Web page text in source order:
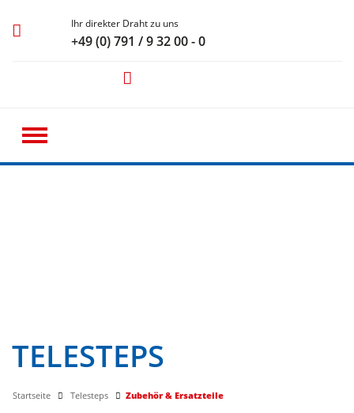
Ihr direkter Draht zu uns
+49 (0) 791 / 9 32 00 - 0
TELESTEPS
Startseite Telesteps Zubehör & Ersatzteile